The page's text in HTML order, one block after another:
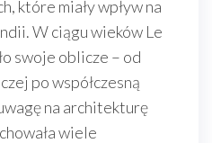
które miały wpływ na
W ciągu wieków Le
swoje oblicze – od
po współczesną
na architekturę
wiele